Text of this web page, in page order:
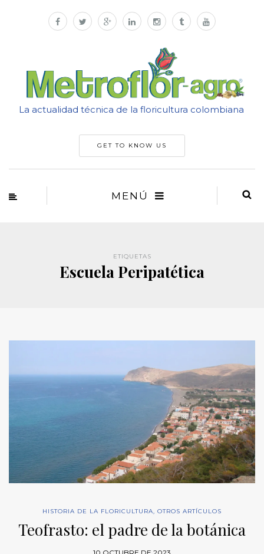
La actualidad técnica de la floricultura colombiana
GET TO KNOW US
MENÚ
ETIQUETAS
Escuela Peripatética
HISTORIA DE LA FLORICULTURA, OTROS ARTÍCULOS
Teofrasto: el padre de la botánica